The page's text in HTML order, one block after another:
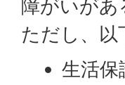
障がいが
ただし、以
生活保